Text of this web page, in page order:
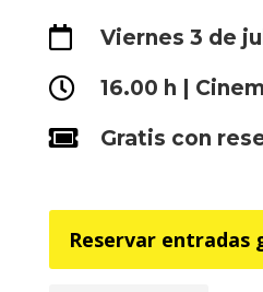
 Viernes 3 de
 16.00 h |
 Gratis con
Reservar entradas